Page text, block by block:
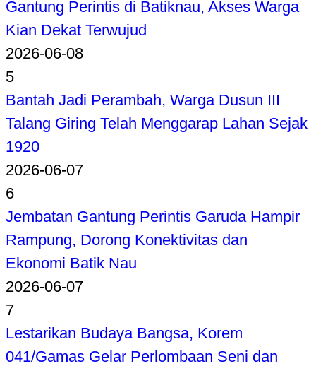
Gantung Perintis di Batiknau, Akses Warga
Kian Dekat Terwujud
2026-06-08
5
Bantah Jadi Perambah, Warga Dusun III
Talang Giring Telah Menggarap Lahan Sejak
1920
2026-06-07
6
Jembatan Gantung Perintis Garuda Hampir
Rampung, Dorong Konektivitas dan
Ekonomi Batik Nau
2026-06-07
7
Lestarikan Budaya Bangsa, Korem
041/Gamas Gelar Perlombaan Seni dan